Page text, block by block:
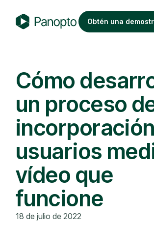
o
p
o
Obtén una
Cómo
un proceso
usuarios
vídeo que
funcione
18 de julio de 2022